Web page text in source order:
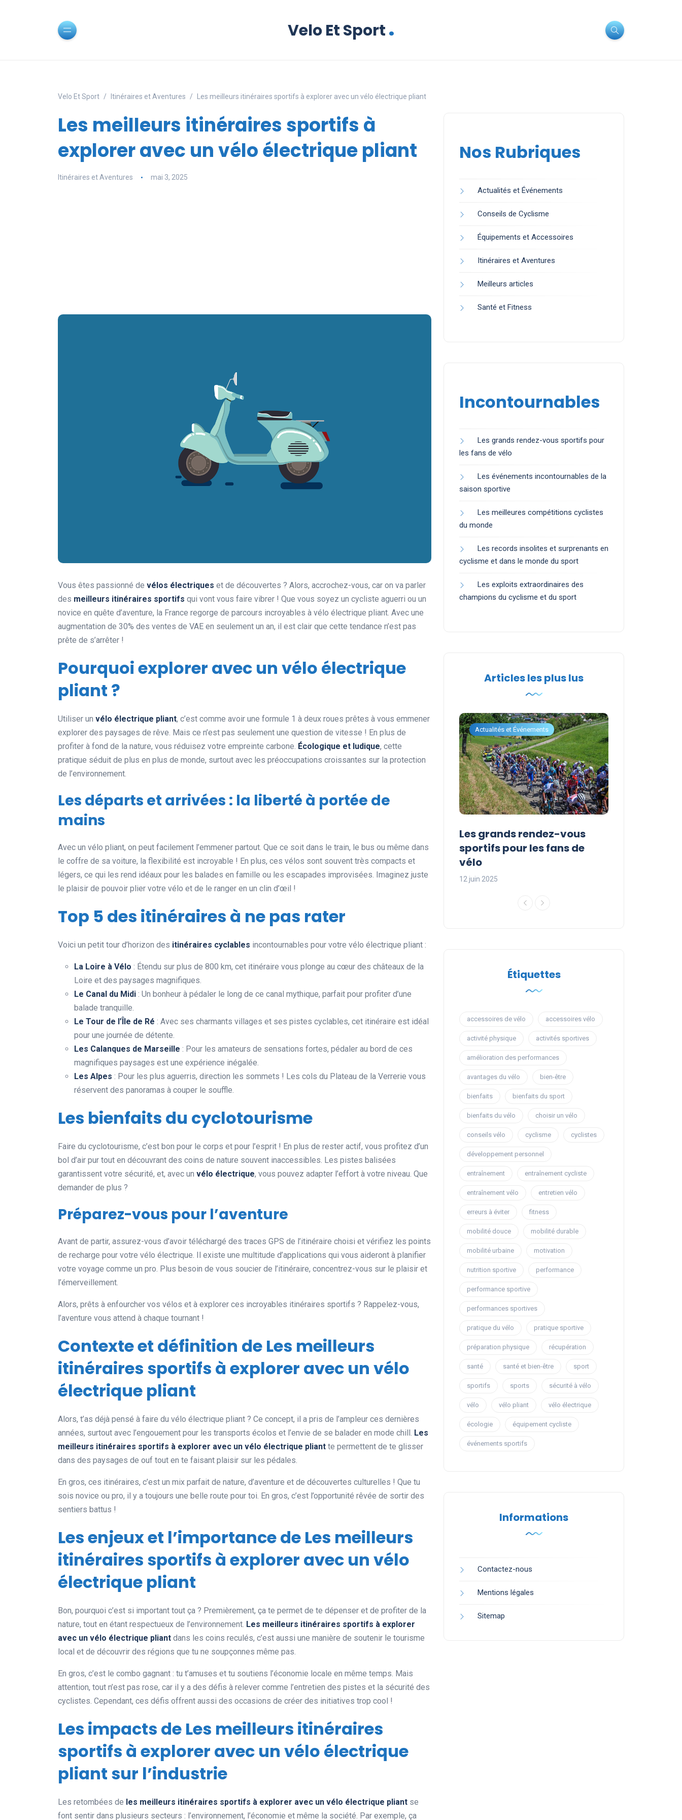
Velo Et Sport.
Velo Et Sport Itinéraires et Aventures Les meilleurs itinéraires sportifs à explorer avec un vélo électrique pliant
Les meilleurs itinéraires sportifs à
explorer avec un vélo électrique pliant
Itinéraires et Aventures mai 3, 2025
Vous êtes passionné de vélos électriques et de découvertes ? Alors, accrochez-vous, car on va parler
des meilleurs itinéraires sportifs qui vont vous faire vibrer ! Que vous soyez un cycliste aguerri ou un
novice en quête d’aventure, la France regorge de parcours incroyables à vélo électrique pliant. Avec une
augmentation de 30% des ventes de VAE en seulement un an, il est clair que cette tendance n’est pas
prête de s’arrêter !
Pourquoi explorer avec un vélo électrique
pliant ?
Utiliser un vélo électrique pliant, c’est comme avoir une formule 1 à deux roues prêtes à vous emmener
explorer des paysages de rêve. Mais ce n’est pas seulement une question de vitesse ! En plus de
profiter à fond de la nature, vous réduisez votre empreinte carbone. Écologique et ludique, cette
pratique séduit de plus en plus de monde, surtout avec les préoccupations croissantes sur la protection
de l’environnement.
Les départs et arrivées : la liberté à portée de
mains
Avec un vélo pliant, on peut facilement l’emmener partout. Que ce soit dans le train, le bus ou même dans
le coffre de sa voiture, la flexibilité est incroyable ! En plus, ces vélos sont souvent très compacts et
légers, ce qui les rend idéaux pour les balades en famille ou les escapades improvisées. Imaginez juste
le plaisir de pouvoir plier votre vélo et de le ranger en un clin d’œil !
Top 5 des itinéraires à ne pas rater
Voici un petit tour d’horizon des itinéraires cyclables incontournables pour votre vélo électrique pliant :
La Loire à Vélo : Étendu sur plus de 800 km, cet itinéraire vous plonge au cœur des châteaux de la
Loire et des paysages magnifiques.
Le Canal du Midi : Un bonheur à pédaler le long de ce canal mythique, parfait pour profiter d’une
balade tranquille.
Le Tour de l’Île de Ré : Avec ses charmants villages et ses pistes cyclables, cet itinéraire est idéal
pour une journée de détente.
Les Calanques de Marseille : Pour les amateurs de sensations fortes, pédaler au bord de ces
magnifiques paysages est une expérience inégalée.
Les Alpes : Pour les plus aguerris, direction les sommets ! Les cols du Plateau de la Verrerie vous
réservent des panoramas à couper le souffle.
Les bienfaits du cyclotourisme
Faire du cyclotourisme, c’est bon pour le corps et pour l’esprit ! En plus de rester actif, vous profitez d’un
bol d’air pur tout en découvrant des coins de nature souvent inaccessibles. Les pistes balisées
garantissent votre sécurité, et, avec un vélo électrique, vous pouvez adapter l’effort à votre niveau. Que
demander de plus ?
Préparez-vous pour l’aventure
Avant de partir, assurez-vous d’avoir téléchargé des traces GPS de l’itinéraire choisi et vérifiez les points
de recharge pour votre vélo électrique. Il existe une multitude d’applications qui vous aideront à planifier
votre voyage comme un pro. Plus besoin de vous soucier de l’itinéraire, concentrez-vous sur le plaisir et
l’émerveillement.
Alors, prêts à enfourcher vos vélos et à explorer ces incroyables itinéraires sportifs ? Rappelez-vous,
l’aventure vous attend à chaque tournant !
Contexte et définition de Les meilleurs
itinéraires sportifs à explorer avec un vélo
électrique pliant
Alors, t’as déjà pensé à faire du vélo électrique pliant ? Ce concept, il a pris de l’ampleur ces dernières
années, surtout avec l’engouement pour les transports écolos et l’envie de se balader en mode chill. Les
meilleurs itinéraires sportifs à explorer avec un vélo électrique pliant te permettent de te glisser
dans des paysages de ouf tout en te faisant plaisir sur les pédales.
En gros, ces itinéraires, c’est un mix parfait de nature, d’aventure et de découvertes culturelles ! Que tu
sois novice ou pro, il y a toujours une belle route pour toi. En gros, c’est l’opportunité rêvée de sortir des
sentiers battus !
Les enjeux et l’importance de Les meilleurs
itinéraires sportifs à explorer avec un vélo
électrique pliant
Bon, pourquoi c’est si important tout ça ? Premièrement, ça te permet de te dépenser et de profiter de la
nature, tout en étant respectueux de l’environnement. Les meilleurs itinéraires sportifs à explorer
avec un vélo électrique pliant dans les coins reculés, c’est aussi une manière de soutenir le tourisme
local et de découvrir des régions que tu ne soupçonnes même pas.
En gros, c’est le combo gagnant : tu t’amuses et tu soutiens l’économie locale en même temps. Mais
attention, tout n’est pas rose, car il y a des défis à relever comme l’entretien des pistes et la sécurité des
cyclistes. Cependant, ces défis offrent aussi des occasions de créer des initiatives trop cool !
Les impacts de Les meilleurs itinéraires
sportifs à explorer avec un vélo électrique
pliant sur l’industrie
Les retombées de les meilleurs itinéraires sportifs à explorer avec un vélo électrique pliant se
font sentir dans plusieurs secteurs : l’environnement, l’économie et même la société. Par exemple, ça
Nos Rubriques
Actualités et Événements
Conseils de Cyclisme
Équipements et Accessoires
Itinéraires et Aventures
Meilleurs articles
Santé et Fitness
Incontournables
Les grands rendez-vous sportifs pour
les fans de vélo
Les événements incontournables de la
saison sportive
Les meilleures compétitions cyclistes
du monde
Les records insolites et surprenants en
cyclisme et dans le monde du sport
Les exploits extraordinaires des
champions du cyclisme et du sport
Articles les plus lus
Actualités et Événements
surprenants en cyclisme et
dans le monde du sport
11 juin 2025
Actualités et Événements
Les grands rendez-vous
sportifs pour les fans de
vélo
12 juin 2025
Étiquettes
accessoires de vélo accessoires vélo
activité physique activités sportives
amélioration des performances
avantages du vélo bien-être
bienfaits bienfaits du sport
bienfaits du vélo choisir un vélo
conseils vélo cyclisme cyclistes
développement personnel
entraînement entraînement cycliste
entraînement vélo entretien vélo
erreurs à éviter fitness
mobilité douce mobilité durable
mobilité urbaine motivation
nutrition sportive performance
performance sportive
performances sportives
pratique du vélo pratique sportive
préparation physique récupération
santé santé et bien-être sport
sportifs sports sécurité à vélo
vélo vélo pliant vélo électrique
écologie équipement cycliste
événements sportifs
Informations
Contactez-nous
Mentions légales
Sitemap